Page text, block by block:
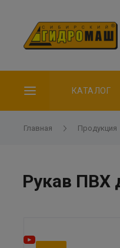
КАТАЛОГ
Главная Продукция
Рукав ПВХ